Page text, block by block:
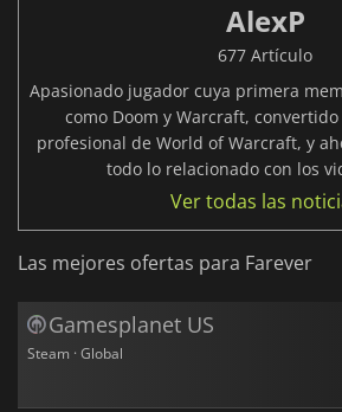
AlexP
677 Artículo
Apasionado jugador cuya primera
como Doom y Warcraft,
profesional de World of Warcraft, y
todo lo relacionado con los
Ver todas las
Las mejores ofertas para Farever
Gamesplanet US
Steam · Global